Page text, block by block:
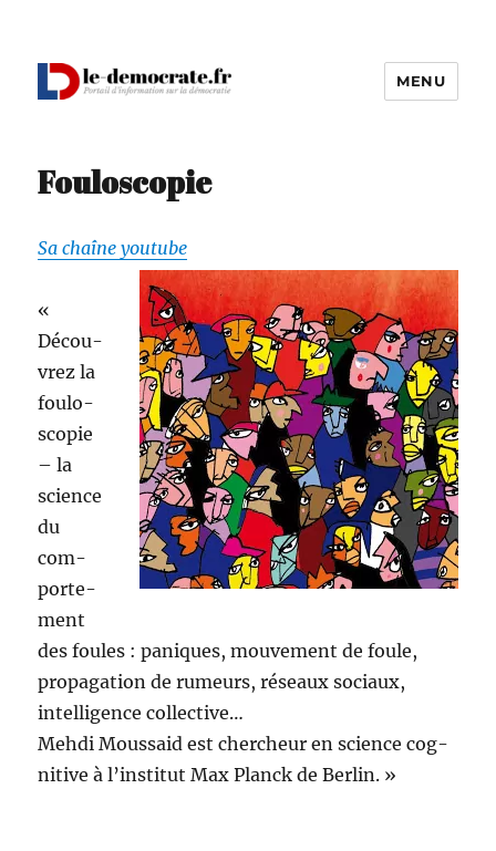
MENU
Fouloscopie
Sa chaîne youtube
«
Décou­
vrez la
foulo­
scopie
– la
sci­ence
du
com­
porte­
ment
des foules : paniques, mou­ve­ment de foule,
prop­a­ga­tion de rumeurs, réseaux soci­aux,
intel­li­gence collective…
Meh­di Mous­said est chercheur en sci­ence cog­
ni­tive à l’in­sti­tut Max Planck de Berlin. »